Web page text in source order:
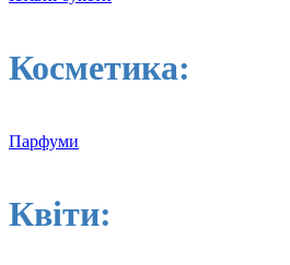
Косметика:
Парфуми
Квіти: